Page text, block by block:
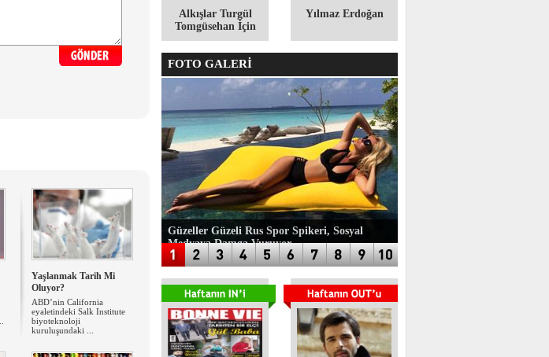
Yaşlanmak Tarih Mi
Oluyor?
ABD’nin California
eyaletindeki Salk Institute
biyoteknoloji
kuruluşundaki ...
Alkışlar Turgül
Tomgüsehan İçin
Yılmaz Erdoğan
FOTO GALERİ
Güzeller Güzeli Rus Spor Spikeri, Sosyal
Medyaya Damga Vuruyor